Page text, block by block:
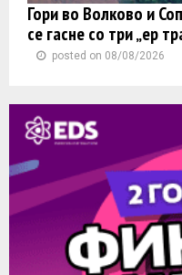
Гори во Волково и
се гасне со три „ер
posted on 08/08/2026